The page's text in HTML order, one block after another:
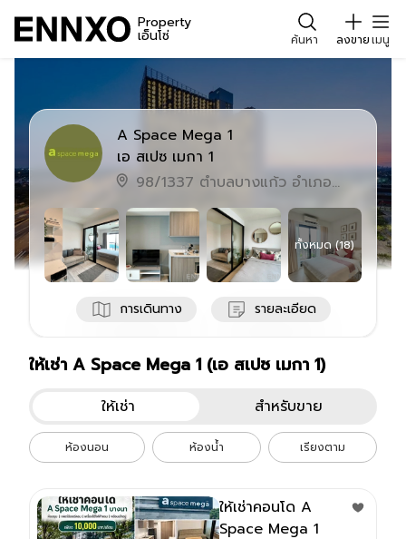
Property
เอ็นโซ่ ค้นหา ลงขายเมนู
A Space Mega 1
เอ สเปซ เมกา 1
98/1337 ตำบลบางแก้ว อำเภอ
บางพลี สมุทรปราการ 10540
ทั้งหมด (18)
การเดินทาง รายละเอียด
ให้เช่า A Space Mega 1 (เอ สเปซ เมกา 1)
ยูนิตโครงการทั้งหมด
ให้เช่าคอนโด A Space Mega 1 (เอ สเปซ เมกา
สำหรับขายคอนโด
ห้องนอน ห้องน้ำ เรียงตาม
ให้เช่าคอนโด A
Space Mega 1